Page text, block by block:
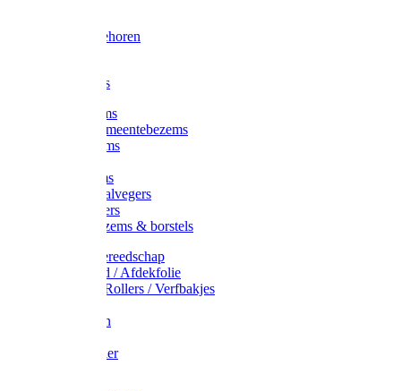
Slede toebehoren
Composters
Straatbezems
Stads- / Gemeentebezems
Terrasbezems
Gootbezems
Kamer-/Zaalvegers
Vloertrekkers
Onkruidbezems & borstels
Schildersgereedschap
Afplakband / Afdekfolie
Kwasten / Rollers / Verfbakjes
Afdekfoliën
Schuurpapier